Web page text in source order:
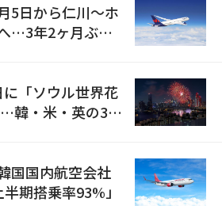
5日から仁川〜ホ
…3年2ヶ月ぶり
「ソウル世界花
韓・米・英の3カ
国国内航空会社
期搭乗率93%」